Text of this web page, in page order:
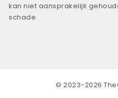
kan niet aansprakelijk
schade.
© 2023-2026